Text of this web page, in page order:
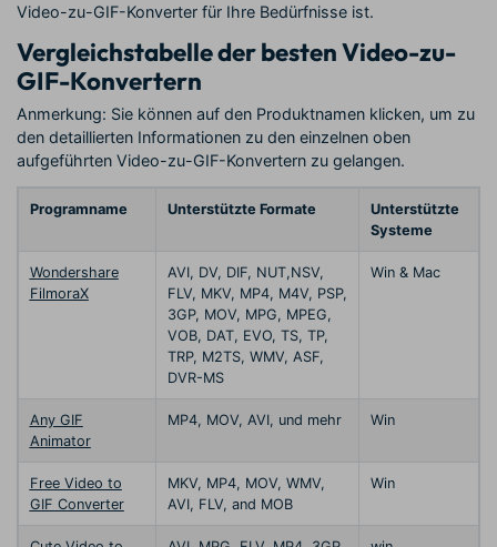
Video-zu-GIF-Konverter für Ihre Bedürfnisse ist.
Vergleichstabelle der besten Video-zu-
GIF-Konvertern
Anmerkung: Sie können auf den Produktnamen klicken, um zu
den detaillierten Informationen zu den einzelnen oben
aufgeführten Video-zu-GIF-Konvertern zu gelangen.
Programname Unterstützte Formate
Unterstützte
Systeme
Wondershare
FilmoraX
AVI, DV, DIF, NUT,NSV,
FLV, MKV, MP4, M4V, PSP,
3GP, MOV, MPG, MPEG,
VOB, DAT, EVO, TS, TP,
TRP, M2TS, WMV, ASF,
DVR-MS
Win & Mac
Any GIF
Animator
MP4, MOV, AVI, und mehr Win
Free Video to
GIF Converter
MKV, MP4, MOV, WMV,
AVI, FLV, and MOB
Win